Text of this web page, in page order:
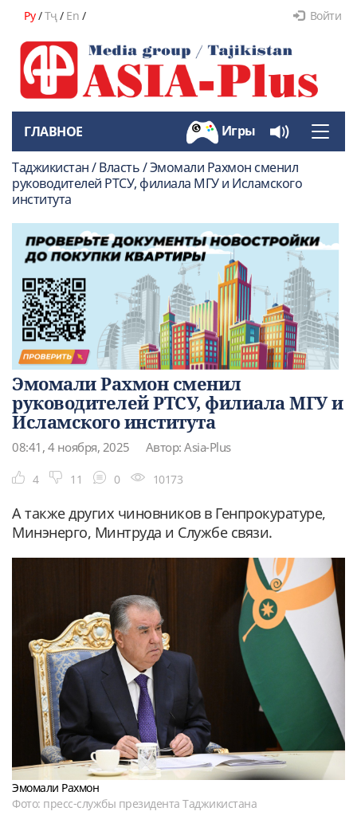
Ру/Тҷ/ En / Войти
Toggle
ГЛАВНОЕ Игры
Таджикистан / Власть / Эмомали Рахмон сменил
руководителей РТСУ, филиала МГУ и Исламского
института
Эмомали Рахмон сменил
руководителей РТСУ, филиала МГУ и
Исламского института
08:41, 4 ноября, 2025 Автор: Asia-Plus
4 11 0 10173
А также других чиновников в Генпрокуратуре,
Минэнерго, Минтруда и Службе связи.
Эмомали Рахмон
Фото: пресс-службы президента Таджикистана